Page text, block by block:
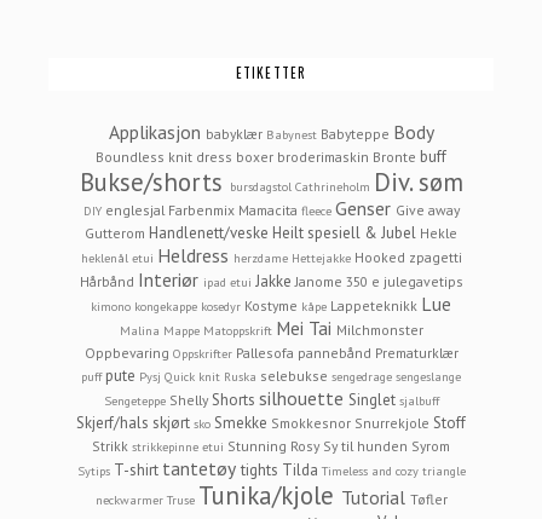
ETIKETTER
Applikasjon babyklær Babynest Babyteppe Body
Boundless knit dress boxer broderimaskin Bronte buff
Bukse/shorts bursdagstol Cathrineholm Div. søm
DIY englesjal Farbenmix Mamacita fleece Genser Give away
Gutterom Handlenett/veske Heilt spesiell & Jubel Hekle
heklenål etui Heldress herzdame Hettejakke Hooked zpagetti
Hårbånd Interiør ipad etui Jakke Janome 350 e julegavetips
kimono kongekappe kosedyr Kostyme kåpe Lappeteknikk Lue
Malina Mappe Matoppskrift Mei Tai Milchmonster
Oppbevaring Oppskrifter Pallesofa pannebånd Prematurklær
puff pute Pysj Quick knit Ruska selebukse sengedrage sengeslange
Sengeteppe Shelly Shorts silhouette Singlet sjalbuff
Skjerf/hals skjørt sko Smekke Smokkesnor Snurrekjole Stoff
Strikk strikkepinne etui Stunning Rosy Sy til hunden Syrom
Sytips T-shirt tantetøy tights Tilda Timeless and cozy triangle
neckwarmer Truse Tunika/kjole Tutorial Tøfler